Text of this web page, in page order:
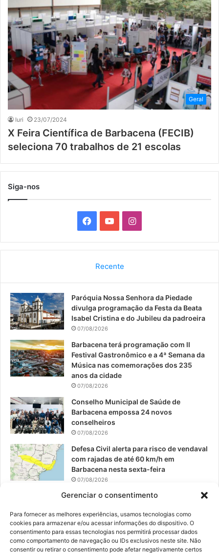
Gerenciar o consentimento
Para fornecer as melhores experiências, usamos tecnologias como
cookies para armazenar e/ou acessar informações do dispositivo. O
consentimento para essas tecnologias nos permitirá processar dados
como comportamento de navegação ou IDs exclusivos neste site. Não
consentir ou retirar o consentimento pode afetar negativamente certos
Geral
Iuri 23/07/2024
X Feira Científica de Barbacena (FECIB)
seleciona 70 trabalhos de 21 escolas
Siga-nos
a
b
o
k
o
u
b
I
n
a
g
a
Recente
Paróquia Nossa Senhora da Piedade
divulga programação da Festa da Beata
Isabel Cristina e do Jubileu da padroeira
07/08/2026
Barbacena terá programação com II
Festival Gastronômico e a 4ª Semana da
Música nas comemorações dos 235
anos da cidade
07/08/2026
Conselho Municipal de Saúde de
Barbacena empossa 24 novos
conselheiros
07/08/2026
Defesa Civil alerta para risco de vendaval
com rajadas de até 60 km/h em
Barbacena nesta sexta-feira
07/08/2026
EPCAR tem a melhor nota do IDEB no
06/08/2026